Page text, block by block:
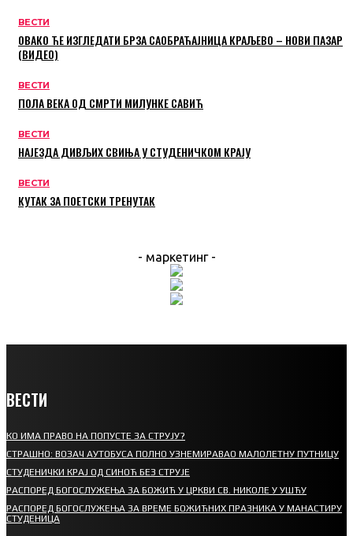
ВЕСТИ
ОВАКО ЋЕ ИЗГЛЕДАТИ БРЗА САОБРАЋАЈНИЦА КРАЉЕВО – НОВИ ПАЗАР
(ВИДЕО)
ВЕСТИ
ПОЛА ВЕКА ОД СМРТИ МИЛУНКЕ САВИЋ
ВЕСТИ
НАЈЕЗДА ДИВЉИХ СВИЊА У СТУДЕНИЧКОМ КРАЈУ
ВЕСТИ
КУТАК ЗА ПОЕТСКИ ТРЕНУТАК
- маркетинг -
ВЕСТИ
КО ИМА ПРАВО НА ПОПУСТЕ ЗА СТРУЈУ?
СТРАШНО: ВОЗАЧ АУТОБУСА ПОЛНО УЗНЕМИРАВАО МАЛОЛЕТНУ ПУТНИЦУ
СТУДЕНИЧКИ КРАЈ ОД СИНОЋ БЕЗ СТРУЈЕ
РАСПОРЕД БОГОСЛУЖЕЊА ЗА БОЖИЋ У ЦРКВИ СВ. НИКОЛЕ У УШЋУ
РАСПОРЕД БОГОСЛУЖЕЊА ЗА ВРЕМЕ БОЖИЋНИХ ПРАЗНИКА У МАНАСТИРУ
СТУДЕНИЦА